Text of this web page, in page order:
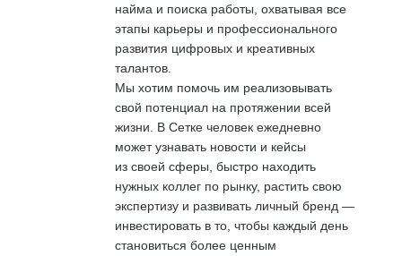
найма и поиска работы, охватывая все
этапы карьеры и профессионального
развития цифровых и креативных
талантов.
Мы хотим помочь им реализовывать
свой потенциал на протяжении всей
жизни. В Сетке человек ежедневно
может узнавать новости и кейсы
из своей сферы, быстро находить
нужных коллег по рынку, растить свою
экспертизу и развивать личный бренд —
инвестировать в то, чтобы каждый день
становиться более ценным